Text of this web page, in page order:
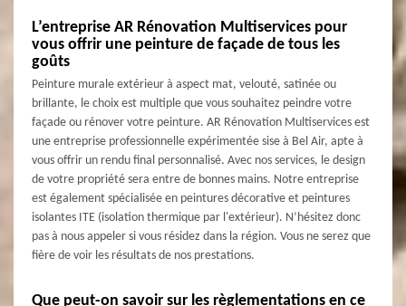
L’entreprise AR Rénovation Multiservices pour
vous offrir une peinture de façade de tous les
goûts
Peinture murale extérieur à aspect mat, velouté, satinée ou
brillante, le choix est multiple que vous souhaitez peindre votre
façade ou rénover votre peinture. AR Rénovation Multiservices est
une entreprise professionnelle expérimentée sise à Bel Air, apte à
vous offrir un rendu final personnalisé. Avec nos services, le design
de votre propriété sera entre de bonnes mains. Notre entreprise
est également spécialisée en peintures décorative et peintures
isolantes ITE (isolation thermique par l'extérieur). N’hésitez donc
pas à nous appeler si vous résidez dans la région. Vous ne serez que
fière de voir les résultats de nos prestations.
Que peut-on savoir sur les règlementations en ce